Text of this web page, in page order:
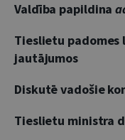
Valdība papildina
Tieslietu padomes
jautājumos
Diskutē vadošie
Tieslietu ministra